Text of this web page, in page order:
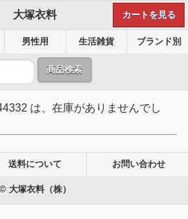
大塚衣料 カートを見る
男性用 生活雑貨 ブランド別
商品検索
は、在庫がありませんでし
送料について お問い合わせ
© 大塚衣料（株）